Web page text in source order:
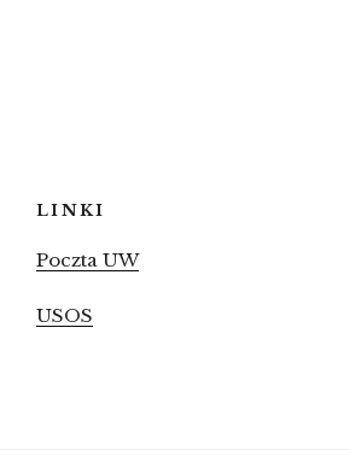
LINKI
Poczta UW
USOS